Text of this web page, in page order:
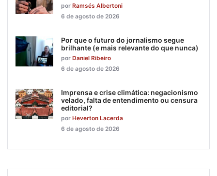
por Ramsés Albertoni
6 de agosto de 2026
Por que o futuro do jornalismo segue
brilhante (e mais relevante do que nunca)
por Daniel Ribeiro
6 de agosto de 2026
Imprensa e crise climática: negacionismo
velado, falta de entendimento ou censura
editorial?
por Heverton Lacerda
6 de agosto de 2026